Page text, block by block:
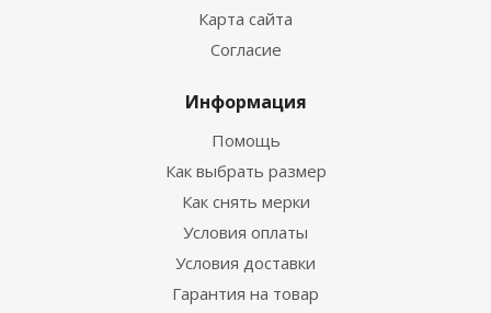
Карта сайта
Согласие
Информация
Помощь
Как выбрать размер
Как снять мерки
Условия оплаты
Условия доставки
Гарантия на товар